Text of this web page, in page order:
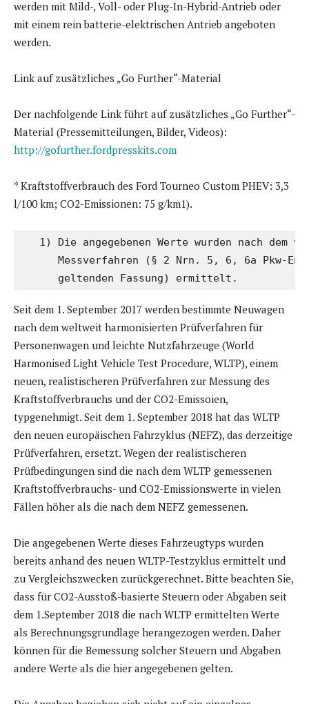
werden mit Mild-, Voll- oder Plug-In-Hybrid-Antrieb oder
mit einem rein batterie-elektrischen Antrieb angeboten
werden.
Link auf zusätzliches „Go Further“-Material
Der nachfolgende Link führt auf zusätzliches „Go Further“-
Material (Pressemitteilungen, Bilder, Videos):
http://gofurther.fordpresskits.com
* Kraftstoffverbrauch des Ford Tourneo Custom PHEV: 3,3
l/100 km; CO2-Emissionen: 75 g/km1).
1) Die angegebenen Werte wurden nach dem
Messverfahren (§ 2 Nrn. 5, 6, 6a Pkw-
      geltenden Fassung) ermittelt.
Seit dem 1. September 2017 werden bestimmte Neuwagen
nach dem weltweit harmonisierten Prüfverfahren für
Personenwagen und leichte Nutzfahrzeuge (World
Harmonised Light Vehicle Test Procedure, WLTP), einem
neuen, realistischeren Prüfverfahren zur Messung des
Kraftstoffverbrauchs und der CO2-Emissoien,
typgenehmigt. Seit dem 1. September 2018 hat das WLTP
den neuen europäischen Fahrzyklus (NEFZ), das derzeitige
Prüfverfahren, ersetzt. Wegen der realistischeren
Prüfbedingungen sind die nach dem WLTP gemessenen
Kraftstoffverbrauchs- und CO2-Emissionswerte in vielen
Fällen höher als die nach dem NEFZ gemessenen.
Die angegebenen Werte dieses Fahrzeugtyps wurden
bereits anhand des neuen WLTP-Testzyklus ermittelt und
zu Vergleichszwecken zurückgerechnet. Bitte beachten Sie,
dass für CO2-Ausstoß-basierte Steuern oder Abgaben seit
dem 1.September 2018 die nach WLTP ermittelten Werte
als Berechnungsgrundlage herangezogen werden. Daher
können für die Bemessung solcher Steuern und Abgaben
andere Werte als die hier angegebenen gelten.